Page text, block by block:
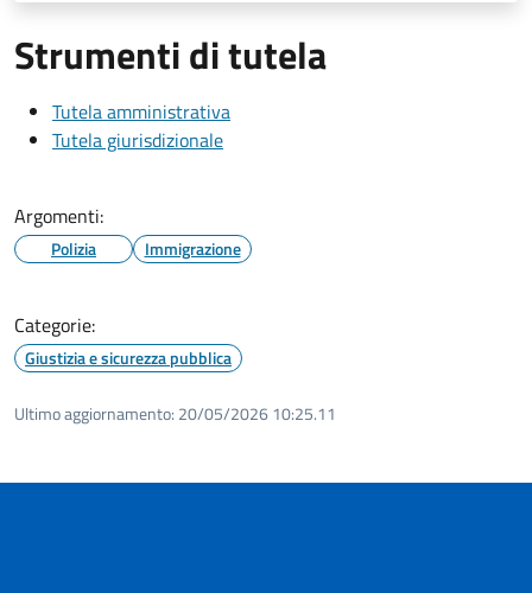
Strumenti di tutela
Tutela amministrativa
Tutela giurisdizionale
Argomenti:
Polizia Immigrazione
Categorie:
Giustizia e sicurezza pubblica
Ultimo aggiornamento: 20/05/2026 10:25.11